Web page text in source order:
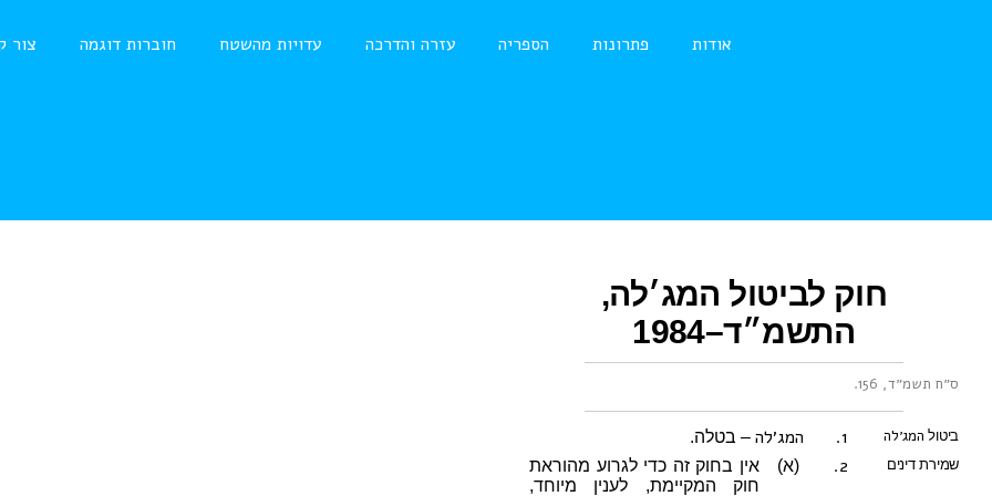
אודות פתרונות הספריה עזרה והדרכה עדויות מהשטח חוברות דוגמה צור
חוק לביטול המג׳לה,
התשמ״ד–1984
ס״ח תשמ״ד, 156 .
1. ביטול המג׳לה המג׳לה – בטלה.
2. שמירת דינים (א)
אין בחוק זה כדי לגרוע מהוראת
חוק המקיימת, לענין מיוחד,